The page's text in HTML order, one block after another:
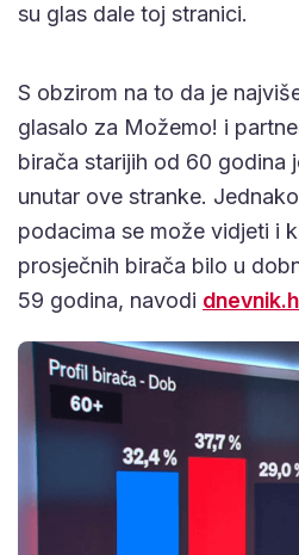
su glas dale toj stranici.
S obzirom na to da je
glasalo za Možemo! i
birača starijih od 60 godina
unutar ove stranke.
podacima se može vidjeti i
prosječnih birača bilo u
59 godina, navodi